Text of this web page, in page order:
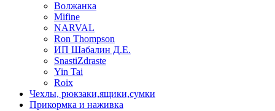
Волжанка
Mifine
NARVAL
Ron Thompson
ИП Шабалин Д.Е.
SnastiZdraste
Yin Tai
Roix
Чехлы, рюкзаки,ящики,сумки
Прикормка и наживка